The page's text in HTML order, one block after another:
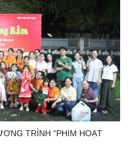
TRÌNH “PHIM HOẠT